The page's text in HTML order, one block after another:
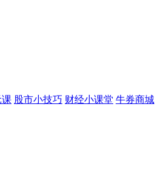
课 股市小技巧 财经小课堂 牛券商城